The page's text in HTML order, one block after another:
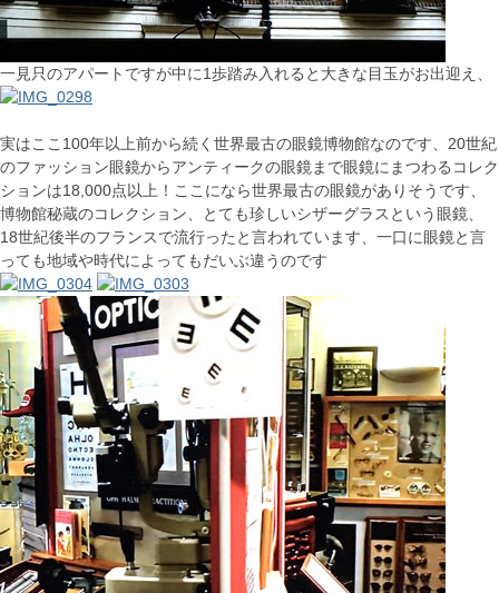
一見只のアパートですが中に1歩踏み入れると大きな目玉がお出迎え、
実はここ100年以上前から続く世界最古の眼鏡博物館なのです、20世紀
のファッション眼鏡からアンティークの眼鏡まで眼鏡にまつわるコレク
ションは18,000点以上！ここになら世界最古の眼鏡がありそうです、
博物館秘蔵のコレクション、とても珍しいシザーグラスという眼鏡、
18世紀後半のフランスで流行ったと言われています、一口に眼鏡と言
っても地域や時代によってもだいぶ違うのです